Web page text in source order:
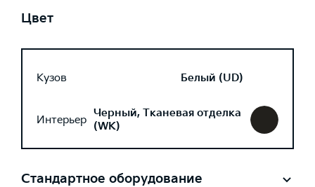
Цвет
Кузов Белый (UD)
Интерьер Черный, Тканевая отделка
(WK)
Стандартное оборудование